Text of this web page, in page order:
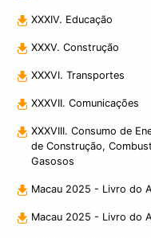
XXXIV. Educação
XXXV. Construção
XXXVI. Transportes
XXXVII. Comunicações
XXXVIII. Consumo de
de Construção,
Gasosos
Macau 2025 - Livro do
Macau 2025 - Livro do